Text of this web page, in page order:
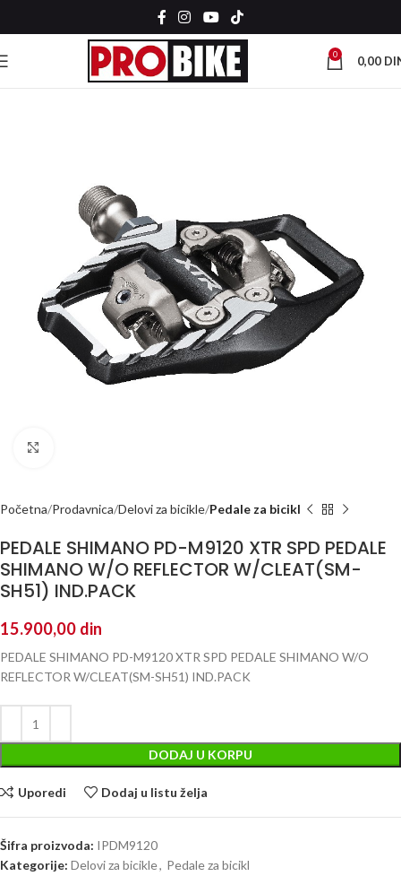
0 0,00
Početna Prodavnica Delovi za bicikle Pedale za bicikl
PEDALE SHIMANO PD-M9120 XTR SPD PEDALE
SHIMANO W/O REFLECTOR W/CLEAT(SM-
SH51) IND.PACK
15.900,00 din
PEDALE SHIMANO PD-M9120 XTR SPD PEDALE SHIMANO W/O
REFLECTOR W/CLEAT(SM-SH51) IND.PACK
DODAJ U KORPU
Uporedi Dodaj u listu želja
Šifra proizvoda: IPDM9120
Kategorije: Delovi za bicikle, Pedale za bicikl